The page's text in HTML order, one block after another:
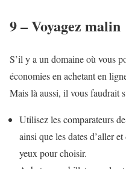
9 – Voyagez malin
S’il y a un domaine où vous
économies en achetant en
Mais là aussi, il vous faudrait
Utilisez les comparateurs
ainsi que les dates d’aller
yeux pour choisir.